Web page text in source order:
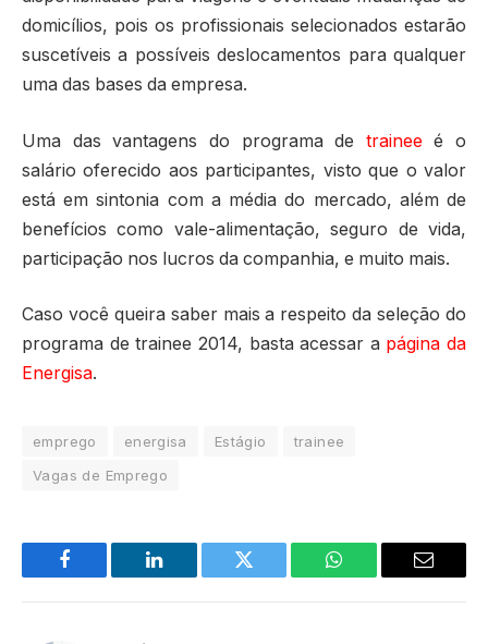
domicílios, pois os profissionais selecionados estarão
suscetíveis a possíveis deslocamentos para qualquer
uma das bases da empresa.
Uma das vantagens do programa de traineeé o
salário oferecido aos participantes, visto que o valor
está em sintonia com a média do mercado, além de
benefícios como vale-alimentação, seguro de vida,
participação nos lucros da companhia, e muito mais.
Caso você queira saber mais a respeito da seleção do
programa de trainee 2014, basta acessar a página da
Energisa.
emprego energisa Estágio
trainee
Vagas de Emprego
Facebook LinkedIn Twitter WhatsApp Email